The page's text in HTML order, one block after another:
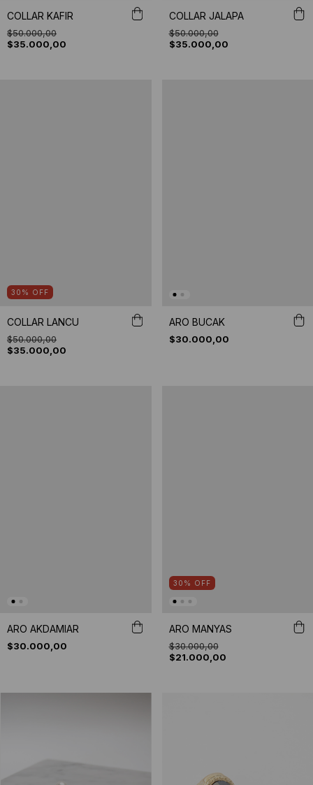
COLLAR KAFIR
$50.000,00
$35.000,00
COLLAR JALAPA
$50.000,00
$35.000,00
30 % OFF
COLLAR LANCU
$50.000,00
$35.000,00
ARO BUCAK
$30.000,00
ARO AKDAMIAR
$30.000,00
30 % OFF
ARO MANYAS
$30.000,00
$21.000,00